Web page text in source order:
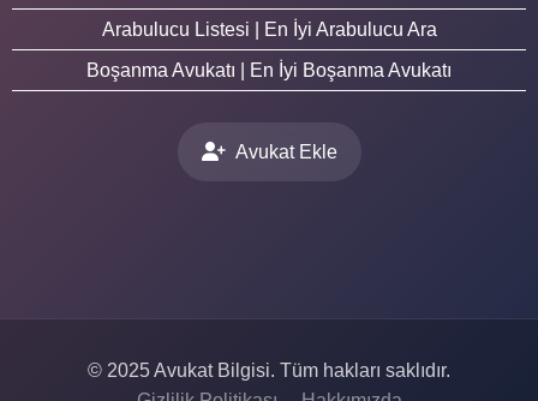
Arabulucu Listesi | En İyi Arabulucu Ara
Boşanma Avukatı | En İyi Boşanma Avukatı
Avukat Ekle
© 2025 Avukat Bilgisi. Tüm hakları saklıdır.